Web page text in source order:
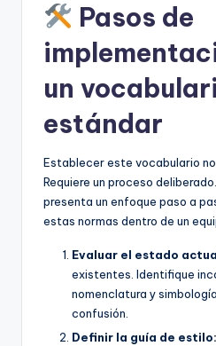
Pasos de
un
estándar
Establecer este vocabulario
Requiere un proceso
presenta un enfoque paso a
estas normas dentro de un
Evaluar el estado
existentes. Identifique
nomenclatura y
confusión.
Definir la guía de estilo: